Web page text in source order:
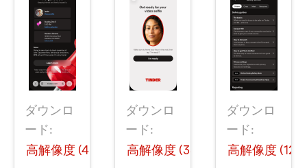
ダウンロ
ード:
高解像度 (465 KB)
ダウンロ
ード:
高解像度 (334 KB)
ダウンロ
ード:
高解像度 (126